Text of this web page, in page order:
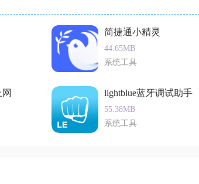
简捷通小精灵
44.65MB
系统工具
lightblue蓝牙调试助手
55.38MB
系统工具